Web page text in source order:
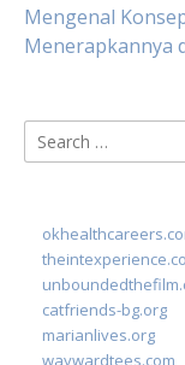
Mengenal
Menerapkannya
Search
for:
catfriends-bg.org
marianlives.org
waywardtees.com